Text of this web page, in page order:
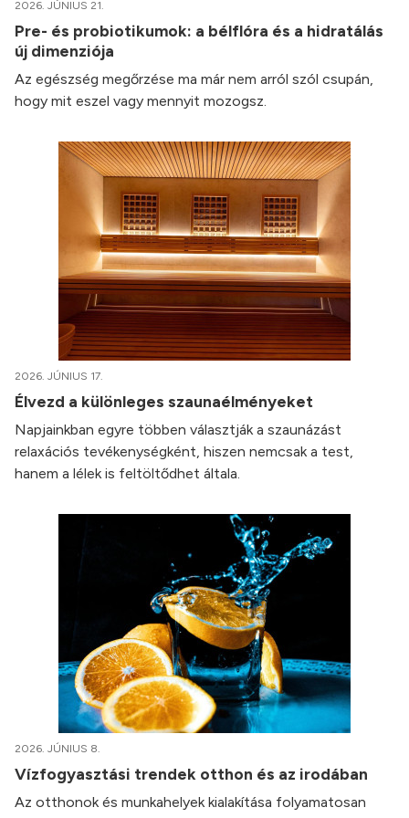
2026. JÚNIUS 21.
Pre- és probiotikumok: a bélflóra és a hidratálás
új dimenziója
Az egészség megőrzése ma már nem arról szól csupán,
hogy mit eszel vagy mennyit mozogsz.
2026. JÚNIUS 17.
Élvezd a különleges szaunaélményeket
Napjainkban egyre többen választják a szaunázást
relaxációs tevékenységként, hiszen nemcsak a test,
hanem a lélek is feltöltődhet általa.
2026. JÚNIUS 8.
Vízfogyasztási trendek otthon és az irodában
Az otthonok és munkahelyek kialakítása folyamatosan